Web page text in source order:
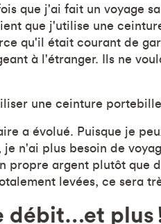
que j'ai fait un voyage
que j'utilise une
qu'il était courant de
à l'étranger. Ils ne
une ceinture
a évolué. Puisque je
n'ai plus besoin de
propre argent plutôt que
levées, ce sera
débit…et plus